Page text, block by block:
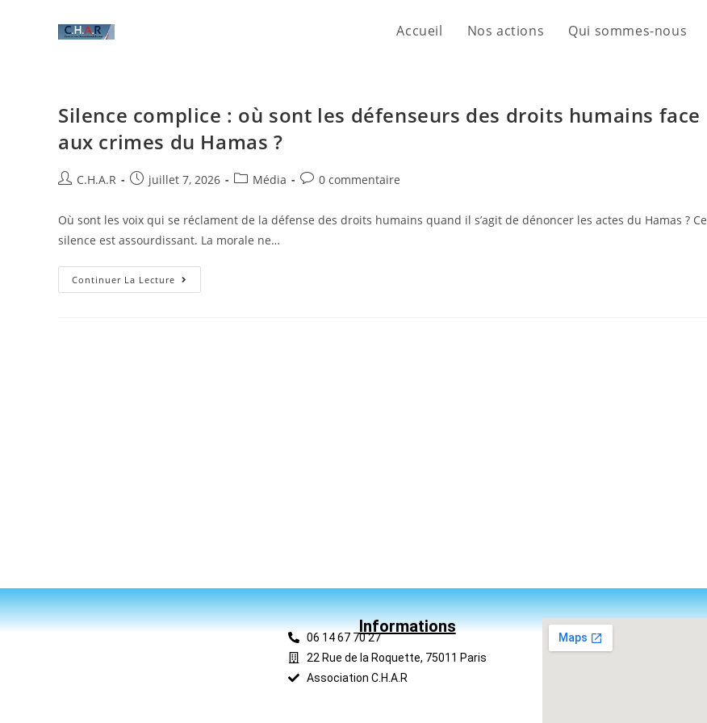
Accueil Nos actions Qui sommes-nous
Silence complice : où sont les défenseurs des droits humains face
aux crimes du Hamas ?
C.H.A.R juillet 7, 2026 Média 0 commentaire
Où sont les voix qui se réclament de la défense des droits humains quand il s’agit de dénoncer les actes du Hamas ? Ce
silence est assourdissant. La morale ne…
Continuer La Lecture
Informations
06 14 67 70 27
22 Rue de la Roquette, 75011 Paris
Association C.H.A.R